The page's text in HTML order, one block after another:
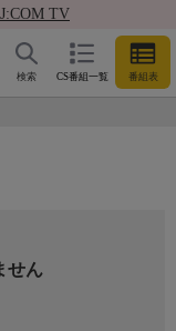
TV
CS番組一覧 番組表
検索
せん